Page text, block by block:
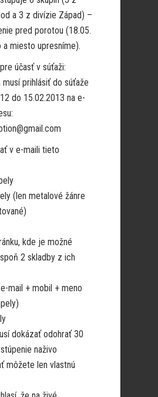
a 3 z divízie Západ) –
pred porotou (18.05.
miesto upresníme).
účasť v súťaži:
musí prihlásiť do súťaže
do 15.02.2013 na e-
v e-maili tieto
(len metalové žánre
kde je možné
2 skladby z ich
mail + mobil + meno
dokázať odohrať 30
naživo
môžete len vlastnú